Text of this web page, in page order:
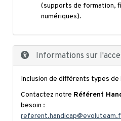
(supports de formation,
numériques).
Informations sur
Inclusion de différents types de
Contactez notre Référent
besoin :